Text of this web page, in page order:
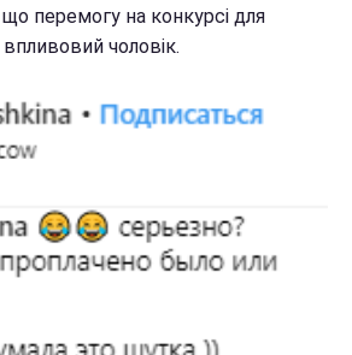
перемогу на конкурсі для
чоловік.